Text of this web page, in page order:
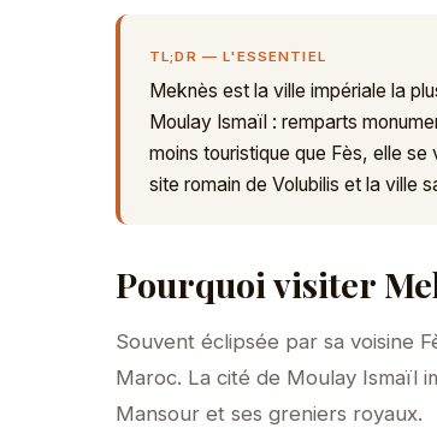
TL;DR — L'ESSENTIEL
Meknès est la ville impériale la
Moulay Ismaïl : remparts
moins touristique que Fès, elle
site romain de Volubilis et la ville
Pourquoi visiter
Souvent éclipsée par sa voisine
Maroc. La cité de Moulay Ismaïl
Mansour et ses greniers royaux.